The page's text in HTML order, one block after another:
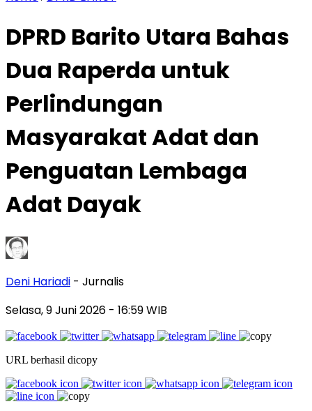
DPRD Barito Utara Bahas
Dua Raperda untuk
Perlindungan
Masyarakat Adat dan
Penguatan Lembaga
Adat Dayak
Deni Hariadi - Jurnalis
Selasa, 9 Juni 2026 - 16:59 WIB
URL berhasil dicopy